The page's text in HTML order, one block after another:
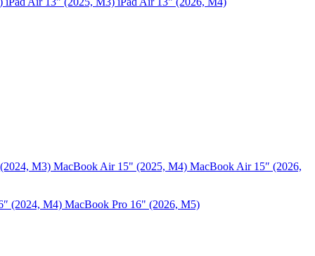
M3) MacBook Air 15" (2025, M4) MacBook Air 15″ (2026,
(2024, M4) MacBook Pro 16" (2026, M5)